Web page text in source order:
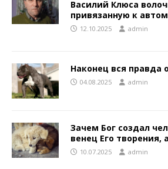
Василий Клюса
привязанную к
12.10.2025 admin
Наконец вся правда
04.08.2025 admin
Зачем Бог создал
венец Его творения,
10.07.2025 admin